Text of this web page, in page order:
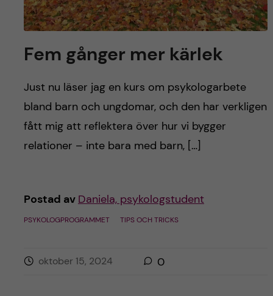
Fem gånger mer kärlek
Just nu läser jag en kurs om psykologarbete
bland barn och ungdomar, och den har verkligen
fått mig att reflektera över hur vi bygger
relationer – inte bara med barn, […]
Postad av Daniela, psykologstudent
PSYKOLOGPROGRAMMET TIPS OCH TRICKS
oktober 15, 2024 0